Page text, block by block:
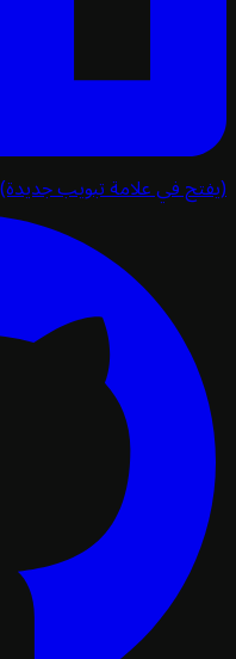
في علامة تبويب جديدة)